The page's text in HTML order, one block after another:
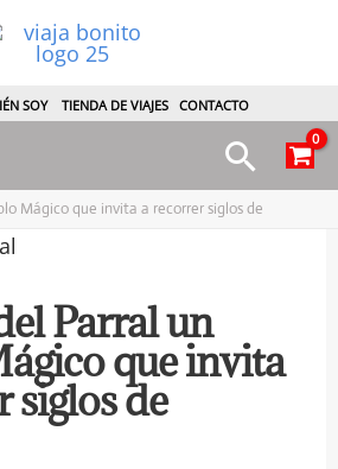
SOY TIENDA DE VIAJES CONTACTO
Mágico que invita a recorrer siglos de
Parral un
que invita
siglos de